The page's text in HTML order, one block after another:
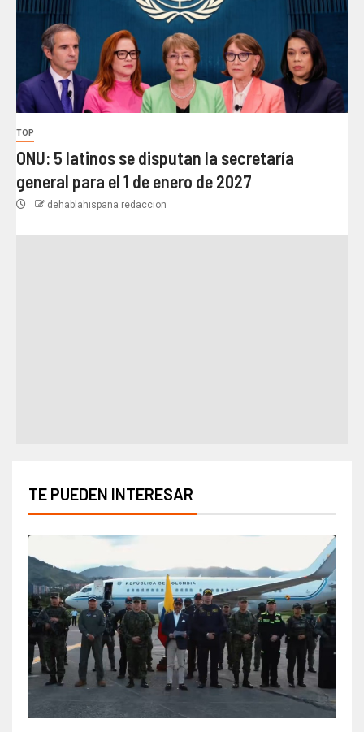
TOP
ONU: 5 latinos se disputan la secretaría
general para el 1 de enero de 2027
dehablahispana redaccion
TE PUEDEN INTERESAR